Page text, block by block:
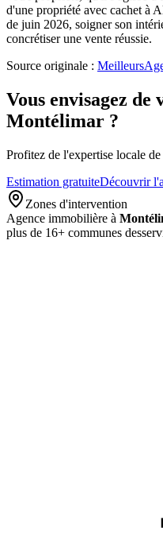
d'une propriété avec cachet à
de juin 2026, soigner son
concrétiser une vente réussie.
Source originale :
Vous envisagez de
Montélimar ?
Profitez de l'expertise locale
Estimation gratuiteDécouvrir
Zones d'intervention
Agence immobilière à
plus de 16+ communes